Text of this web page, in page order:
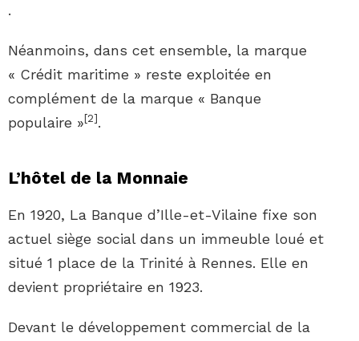
.
Néanmoins, dans cet ensemble, la marque
« Crédit maritime » reste exploitée en
complément de la marque « Banque
populaire »[2].
L’hôtel de la Monnaie
En 1920, La Banque d’Ille-et-Vilaine fixe son
actuel siège social dans un immeuble loué et
situé 1 place de la Trinité à Rennes. Elle en
devient propriétaire en 1923.
Devant le développement commercial de la